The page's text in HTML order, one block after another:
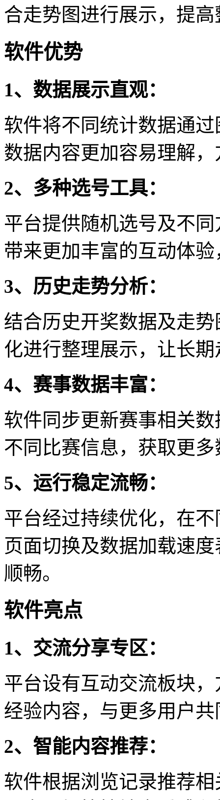
合走势图进行展示，提
软件优势
1、数据展示直观：
软件将不同统计数据通
数据内容更加容易理解
2、多种选号工具：
平台提供随机选号及不
带来更加丰富的互动体
3、历史走势分析：
结合历史开奖数据及走
化进行整理展示，让长
4、赛事数据丰富：
软件同步更新赛事相关
不同比赛信息，获取更
5、运行稳定流畅：
平台经过持续优化，在
页面切换及数据加载速
顺畅。
软件亮点
1、交流分享专区：
平台设有互动交流板块
经验内容，与更多用户
2、智能内容推荐：
软件根据浏览记录推荐